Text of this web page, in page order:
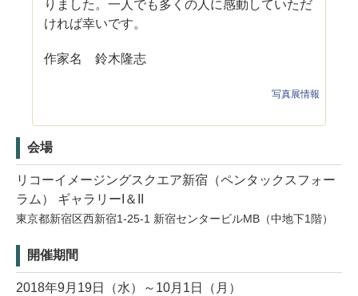
りました。一人でも多くの人に感動していただ
ければ幸いです。
作家名 鈴木隆志
写真展情報
会場
リコーイメージングスクエア新宿（ペンタックスフォー
ラム） ギャラリーI＆II
東京都新宿区西新宿1-25-1 新宿センタービルMB（中地下1階）
開催期間
2018年9月19日（水）～10月1日（月）